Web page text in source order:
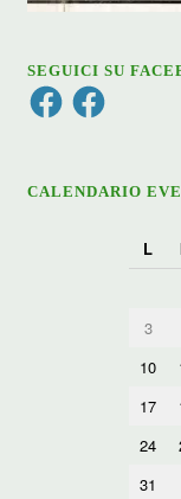
SEGUICI SU
FacebookFacebook
CALENDARIO
L
3
10
17
24
31